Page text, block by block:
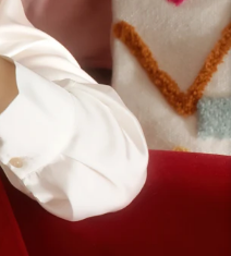
Meine Abonnements